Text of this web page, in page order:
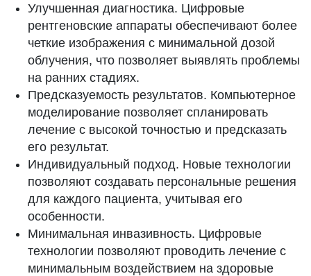
Улучшенная диагностика. Цифровые
рентгеновские аппараты обеспечивают более
четкие изображения с минимальной дозой
облучения, что позволяет выявлять проблемы
на ранних стадиях.
Предсказуемость результатов. Компьютерное
моделирование позволяет спланировать
лечение с высокой точностью и предсказать
его результат.
Индивидуальный подход. Новые технологии
позволяют создавать персональные решения
для каждого пациента, учитывая его
особенности.
Минимальная инвазивность. Цифровые
технологии позволяют проводить лечение с
минимальным воздействием на здоровые